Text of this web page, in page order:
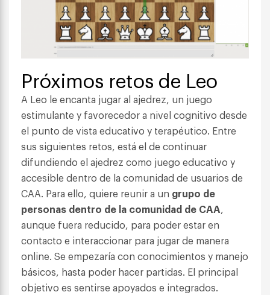
Próximos retos de Leo
A Leo le encanta jugar al ajedrez, un juego
estimulante y favorecedor a nivel cognitivo desde
el punto de vista educativo y terapéutico. Entre
sus siguientes retos, está el de continuar
difundiendo el ajedrez como juego educativo y
accesible dentro de la comunidad de usuarios de
CAA. Para ello, quiere reunir a un grupo de
personas dentro de la comunidad de CAA,
aunque fuera reducido, para poder estar en
contacto e interaccionar para jugar de manera
online. Se empezaría con conocimientos y manejo
básicos, hasta poder hacer partidas. El principal
objetivo es sentirse apoyados e integrados.